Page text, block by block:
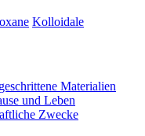
Kolloidale
Materialien
und Leben
Zwecke